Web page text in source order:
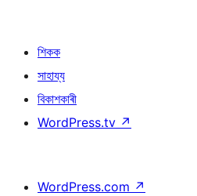
শিকক
সাহায্য
বিকাশকাৰী
WordPress.tv ↗
WordPress.com ↗